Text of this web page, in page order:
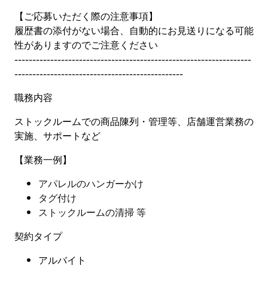
【ご応募いただく際の注意事項】
履歴書の添付がない場合、自動的にお見送りになる可能
性がありますのでご注意ください
------------------------------------------------------------------
-----------------------------------------------
職務内容
ストックルームでの商品陳列・管理等、店舗運営業務の
実施、サポートなど
【業務一例】
アパレルのハンガーかけ
タグ付け
ストックルームの清掃 等
契約タイプ
アルバイト